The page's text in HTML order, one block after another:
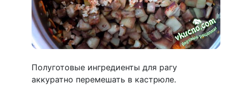
Полуготовые ингредиенты для рагу
аккуратно перемешать в кастрюле.